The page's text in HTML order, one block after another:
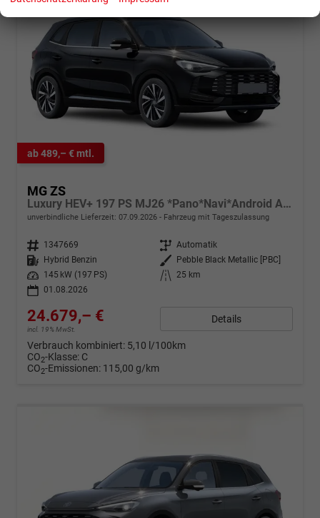
ab 489,– € mtl.
MG ZS
Luxury HEV+ 197 PS MJ26 *Pano*Navi*Android Auto*SHZ*360°*Kunstleder*Klimaauto*ACC
unverbindliche Lieferzeit: 07.09.2026 Fahrzeug mit Tageszulassung
Fahrzeugnr. 1347669 Getriebe Automatik
Kraftstoff
Hybrid Benzin Außenfarbe
Pebble Black Metallic [PBC]
Leistung
145 kW (197 PS) Kilometerstand
25 km
01.08.2026
24.679,– €
incl. 19% MwSt.
Details
Verbrauch kombiniert: 5,10 l/100km
CO2-Klasse: C
CO2-Emissionen: 115,00 g/km